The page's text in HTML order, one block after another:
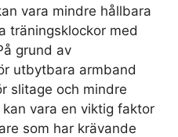
vara mindre hållbara
träningsklockor med
grund av
utbytbara armband
slitage och mindre
vara en viktig faktor
som har krävande